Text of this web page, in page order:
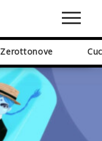
Zerottonove